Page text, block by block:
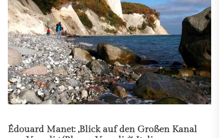
Édouard Manet: ‚Blick auf den Großen Kanal